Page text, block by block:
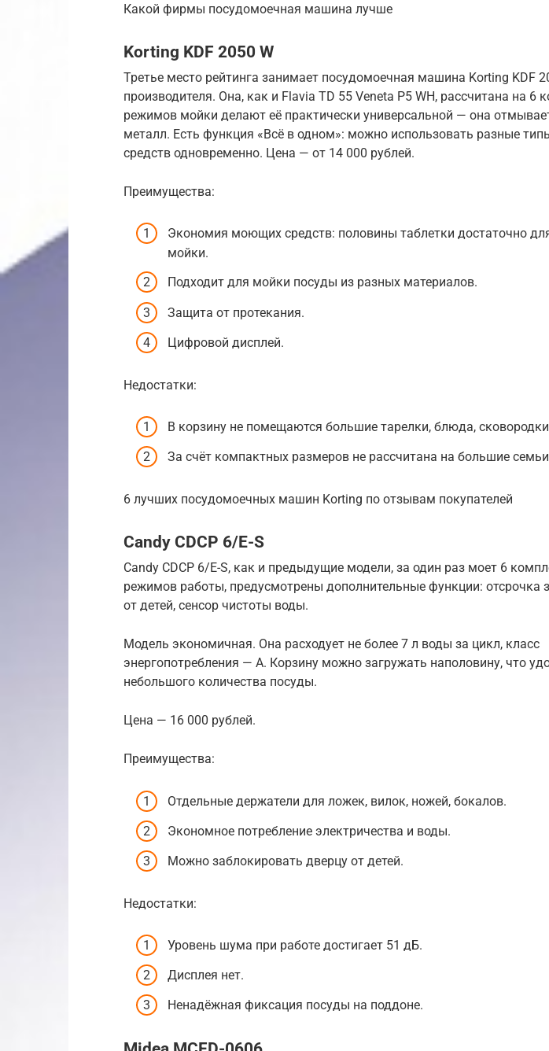
Какой фирмы посудомоечная машина лучше
Korting KDF 2050 W
Третье место рейтинга занимает посудомоечная машина Korting KDF
производителя. Она, как и Flavia TD 55 Veneta P5 WH, рассчитана на 6
режимов мойки делают её практически универсальной — она
металл. Есть функция «Всё в одном»: можно использовать разные
средств одновременно. Цена — от 14 000 рублей.
Преимущества:
Экономия моющих средств: половины таблетки достаточно
мойки.
Подходит для мойки посуды из разных материалов.
Защита от протекания.
Цифровой дисплей.
Недостатки:
В корзину не помещаются большие тарелки, блюда,
За счёт компактных размеров не рассчитана на большие
6 лучших посудомоечных машин Korting по отзывам покупателей
Candy CDCP 6/E-S
Candy CDCP 6/E-S, как и предыдущие модели, за один раз моет 6
режимов работы, предусмотрены дополнительные функции: отсрочка
от детей, сенсор чистоты воды.
Модель экономичная. Она расходует не более 7 л воды за цикл, класс
энергопотребления — A. Корзину можно загружать наполовину, что
небольшого количества посуды.
Цена — 16 000 рублей.
Преимущества:
Отдельные держатели для ложек, вилок, ножей, бокалов.
Экономное потребление электричества и воды.
Можно заблокировать дверцу от детей.
Недостатки:
Уровень шума при работе достигает 51 дБ.
Дисплея нет.
Ненадёжная фиксация посуды на поддоне.